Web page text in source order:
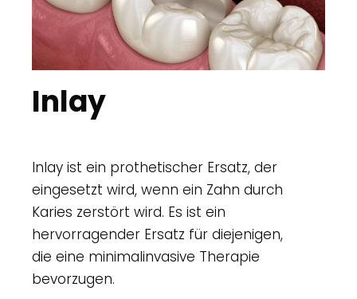
Inlay
Inlay ist ein prothetischer Ersatz, der
eingesetzt wird, wenn ein Zahn durch
Karies zerstört wird. Es ist ein
hervorragender Ersatz für diejenigen,
die eine minimalinvasive Therapie
bevorzugen.